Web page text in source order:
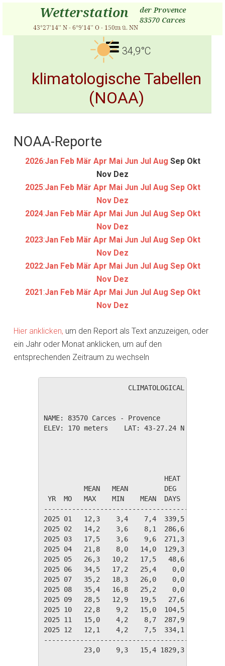
34,9°C
klimatologische Tabellen
(NOAA)
NOAA-Reporte
2026:Jan Feb Mär Apr Mai Jun Jul Aug Sep Okt
Nov Dez
2025:Jan Feb Mär Apr Mai Jun Jul Aug Sep Okt
Nov Dez
2024:Jan Feb Mär Apr Mai Jun Jul Aug Sep Okt
Nov Dez
2023:Jan Feb Mär Apr Mai Jun Jul Aug Sep Okt
Nov Dez
2022:Jan Feb Mär Apr Mai Jun Jul Aug Sep Okt
Nov Dez
2021 :Jan Feb Mär Apr Mai Jun Jul Aug Sep Okt
Nov Dez
Hier anklicken, um den Report als Text anzuzeigen, oder
ein Jahr oder Monat anklicken, um auf den
entsprechenden Zeitraum zu wechseln
CLIMATOLOGICAL SUMMARY
NAME: 83570 Carces -
ELEV: 170 meters    LAT: 43-27.24 N    LONG:
HEAT    COOL
MEAN   MEAN         DEG     DEG
YR  MO   MAX    MIN    MEAN  DAYS
2025 01   12,3    3,4    7,4  339,5
2025 02   14,2    3,6    8,1  286,6
2025 03   17,5    3,6    9,6  271,3
2025 04   21,8    8,0   14,0  129,3
2025 05   26,3   10,2   17,5   48,6
2025 06   34,5   17,2   25,4    0,0
2025 07   35,2   18,3   26,0    0,0
2025 08   35,4   16,8   25,2    0,0
2025 09   28,5   12,9   19,5   27,6
2025 10   22,8    9,2   15,0  104,5
2025 11   15,0    4,2    8,7  287,9
2025 12   12,1    4,2    7,5  334,1
23,0    9,3   15,4 1829,3  744,8